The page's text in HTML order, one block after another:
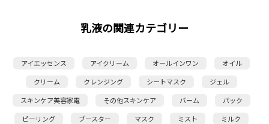
乳液の関連カテゴリー
アイエッセンス アイクリーム オールインワン
オイル
クリーム
クレンジング シートマスク
ジェル
スキンケア美容家電
その他スキンケア バーム
パック
ピーリング
ブースター マスク ミスト
ミルク